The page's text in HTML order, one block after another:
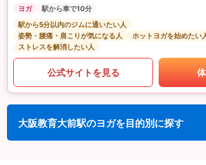
ヨガ
駅から車で10分
駅から5分以内のジムに通いたい人
姿勢・腰痛・肩こりが気になる人
ホットヨガを始めたい
ストレスを解消したい人
公式サイトを見る
大阪教育大前駅のヨガを目的別に探す